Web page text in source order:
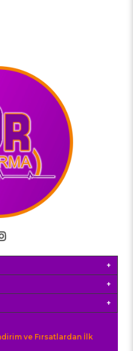
ve Fırsatlardan İlk